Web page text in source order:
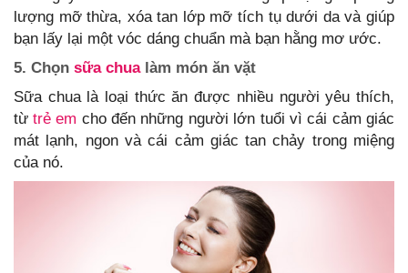
lượng mỡ thừa, xóa tan lớp mỡ tích tụ dưới da và giúp
bạn lấy lại một vóc dáng chuẩn mà bạn hằng mơ ước.
5. Chọn sữa chualàm món ăn vặt
Sữa chua là loại thức ăn được nhiều người yêu thích,
từtrẻ em cho đến những người lớn tuổi vì cái cảm giác
mát lạnh, ngon và cái cảm giác tan chảy trong miệng
của nó.